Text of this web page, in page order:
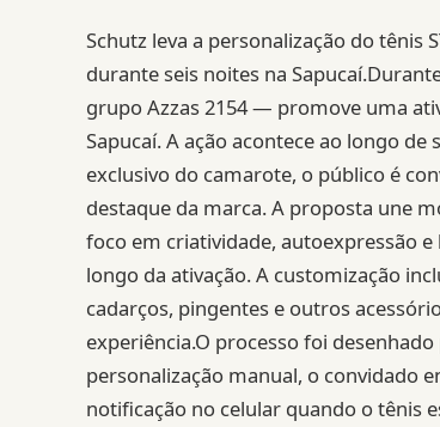
Schutz leva a personalização do tênis
durante seis noites na
grupo Azzas 2154 — promove uma
Sapucaí. A ação acontece ao longo de
exclusivo do camarote, o público é
destaque da marca. A proposta une
foco em criatividade, autoexpressão
longo da ativação. A customização
cadarços, pingentes e outros
experiência.O processo foi
personalização manual, o convidado
notificação no celular quando o tênis